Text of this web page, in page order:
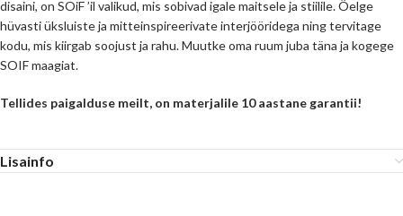
disaini, on SOiF ’il valikud, mis sobivad igale maitsele ja stiilile. Öelge
hüvasti üksluiste ja mitteinspireerivate interjööridega ning tervitage
kodu, mis kiirgab soojust ja rahu. Muutke oma ruum juba täna ja kogege
SOIF maagiat.
Tellides paigalduse meilt, on materjalile 10 aastane garantii!
Lisainfo